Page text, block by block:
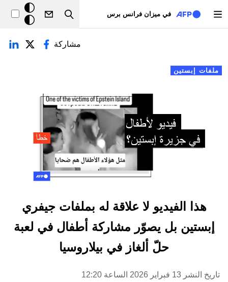
في ميزان فرانس برس
Search
خلفيّة
داكنة
التبويبات الأساسية
ملفات إبستين
مشاركة
هذا الفيديو لا علاقة له بملفات جيفري
إبستين بل يصوّر مشاركة أطفال في لعبة
حلّ ألغاز في بيلاروسيا
تاريخ النشر 13 فبراير 2026 الساعة 12:20